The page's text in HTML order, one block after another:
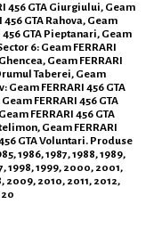
456 GTA Giurgiului, Geam
456 GTA Rahova, Geam
456 GTA Pieptanari, Geam
6: Geam FERRARI
Geam FERRARI
Taberei, Geam
FERRARI 456 GTA
FERRARI 456 GTA
FERRARI 456 GTA
Geam FERRARI
GTA Voluntari. Produse
1986, 1987, 1988, 1989,
1998, 1999, 2000, 2001,
2010, 2011, 2012,